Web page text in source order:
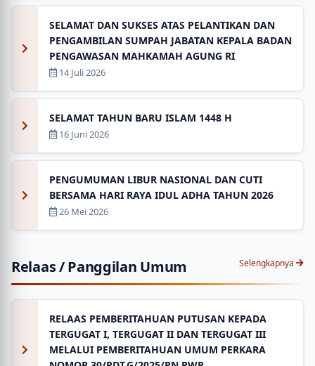
SELAMAT DAN SUKSES ATAS PELANTIKAN DAN
PENGAMBILAN SUMPAH JABATAN KEPALA BADAN
PENGAWASAN MAHKAMAH AGUNG RI
14 Juli 2026
SELAMAT TAHUN BARU ISLAM 1448 H
16 Juni 2026
PENGUMUMAN LIBUR NASIONAL DAN CUTI
BERSAMA HARI RAYA IDUL ADHA TAHUN 2026
26 Mei 2026
Relaas / Panggilan Umum Selengkapnya
RELAAS PEMBERITAHUAN PUTUSAN KEPADA
TERGUGAT I, TERGUGAT II DAN TERGUGAT III
MELALUI PEMBERITAHUAN UMUM PERKARA